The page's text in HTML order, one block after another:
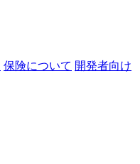
保険について 開発者向け